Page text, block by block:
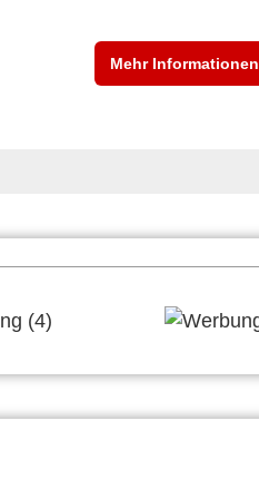
Mehr Informationen